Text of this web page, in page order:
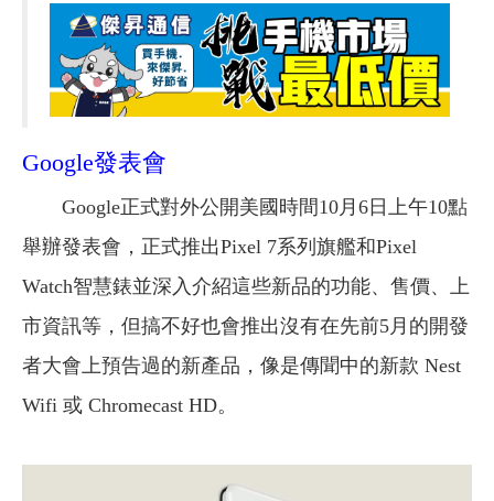
Google發表會
Google正式對外公開美國時間10月6日上午10點
舉辦發表會，正式推出Pixel 7系列旗艦和Pixel
Watch智慧錶並深入介紹這些新品的功能、售價、上
市資訊等，但搞不好也會推出沒有在先前5月的開發
者大會上預告過的新產品，像是傳聞中的新款 Nest
Wifi 或 Chromecast HD。